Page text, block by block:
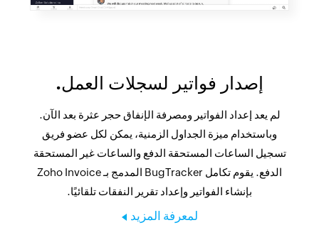
إصدار فواتير لسجلات العمل.
لم يعد إعداد الفواتير ومصرفة الإنفاق حجر عثرة بعد الآن.
وباستخدام ميزة الجداول الزمنية، يمكن لكل عضو فريق
تسجيل الساعات المستحقة الدفع والساعات غير المستحقة
الدفع. يقوم تكامل BugTracker المدمج بـ Zoho Invoice
بإنشاء الفواتير وإعداد تقرير النفقات تلقائيًا.
لمعرفة المزيد